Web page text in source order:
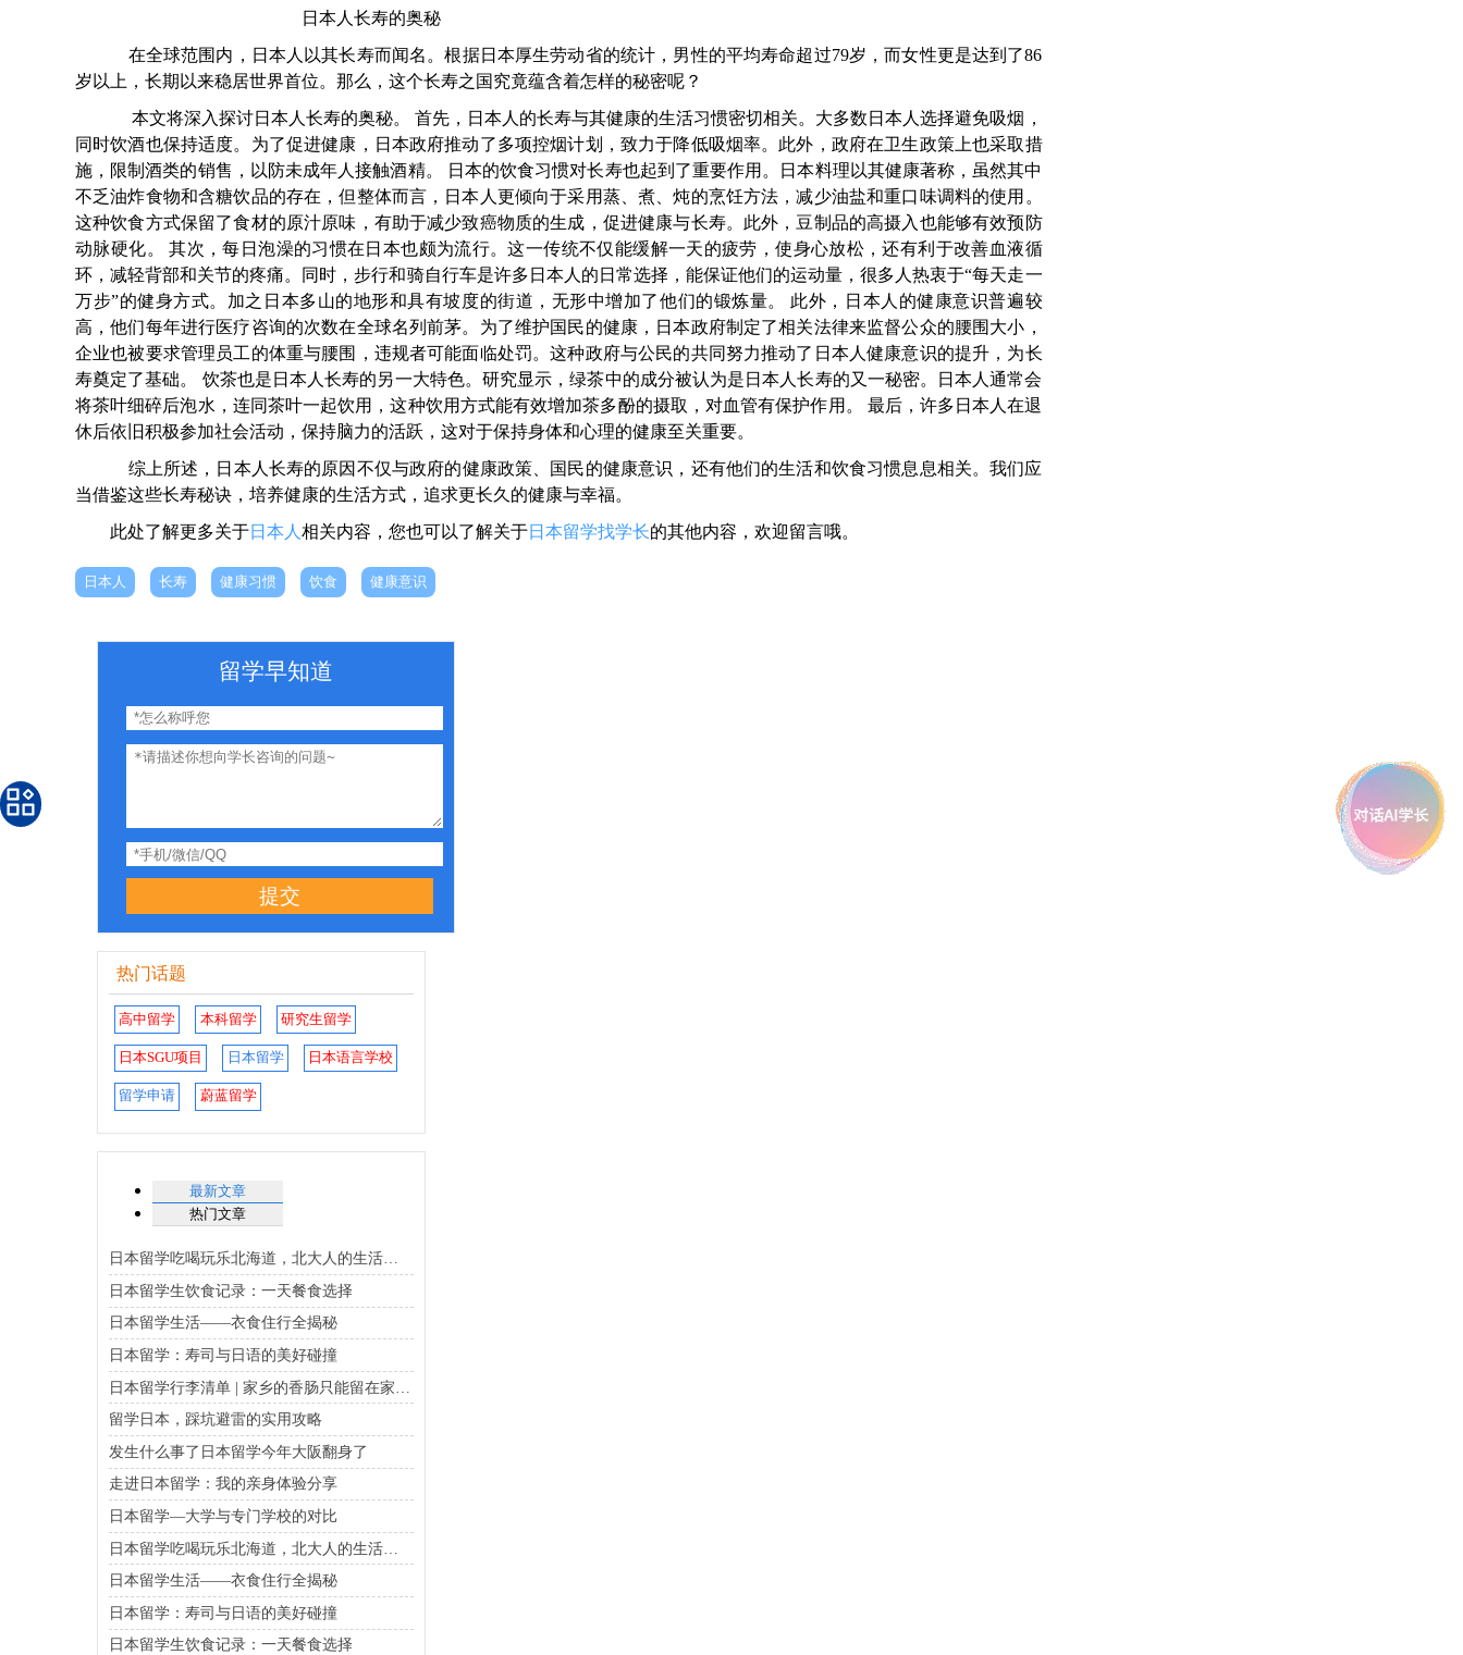
日本人长寿的奥秘
在全球范围内，日本人以其长寿而闻名。根据日本厚生劳动省的统计，男性的平均寿命超过79岁，而女性更是达到了86
岁以上，长期以来稳居世界首位。那么，这个长寿之国究竟蕴含着怎样的秘密呢？
本文将深入探讨日本人长寿的奥秘。 首先，日本人的长寿与其健康的生活习惯密切相关。大多数日本人选择避免吸烟，
同时饮酒也保持适度。为了促进健康，日本政府推动了多项控烟计划，致力于降低吸烟率。此外，政府在卫生政策上也采取措
施，限制酒类的销售，以防未成年人接触酒精。 日本的饮食习惯对长寿也起到了重要作用。日本料理以其健康著称，虽然其中
不乏油炸食物和含糖饮品的存在，但整体而言，日本人更倾向于采用蒸、煮、炖的烹饪方法，减少油盐和重口味调料的使用。
这种饮食方式保留了食材的原汁原味，有助于减少致癌物质的生成，促进健康与长寿。此外，豆制品的高摄入也能够有效预防
动脉硬化。 其次，每日泡澡的习惯在日本也颇为流行。这一传统不仅能缓解一天的疲劳，使身心放松，还有利于改善血液循
环，减轻背部和关节的疼痛。同时，步行和骑自行车是许多日本人的日常选择，能保证他们的运动量，很多人热衷于“每天走一
万步”的健身方式。加之日本多山的地形和具有坡度的街道，无形中增加了他们的锻炼量。 此外，日本人的健康意识普遍较
高，他们每年进行医疗咨询的次数在全球名列前茅。为了维护国民的健康，日本政府制定了相关法律来监督公众的腰围大小，
企业也被要求管理员工的体重与腰围，违规者可能面临处罚。这种政府与公民的共同努力推动了日本人健康意识的提升，为长
寿奠定了基础。 饮茶也是日本人长寿的另一大特色。研究显示，绿茶中的成分被认为是日本人长寿的又一秘密。日本人通常会
将茶叶细碎后泡水，连同茶叶一起饮用，这种饮用方式能有效增加茶多酚的摄取，对血管有保护作用。 最后，许多日本人在退
休后依旧积极参加社会活动，保持脑力的活跃，这对于保持身体和心理的健康至关重要。
综上所述，日本人长寿的原因不仅与政府的健康政策、国民的健康意识，还有他们的生活和饮食习惯息息相关。我们应
当借鉴这些长寿秘诀，培养健康的生活方式，追求更长久的健康与幸福。
此处了解更多关于日本人 相关内容，您也可以了解关于日本留学找学长的其他内容，欢迎留言哦。
日本人 长寿 健康习惯 饮食 健康意识
留学早知道
提交
热门话题
高中留学 本科留学 研究生留学
日本SGU项目 日本留学 日本语言学校
留学申请 蔚蓝留学
最新文章
热门文章
日本留学吃喝玩乐北海道，北大人的生活指南
日本留学生饮食记录：一天餐食选择
日本留学生活——衣食住行全揭秘
日本留学：寿司与日语的美好碰撞
留学日本，踩坑避雷的实用攻略
发生什么事了日本留学今年大阪翻身了
走进日本留学：我的亲身体验分享
日本留学—大学与专门学校的对比
日本留学生活——衣食住行全揭秘
日本留学：寿司与日语的美好碰撞
日本留学生饮食记录：一天餐食选择